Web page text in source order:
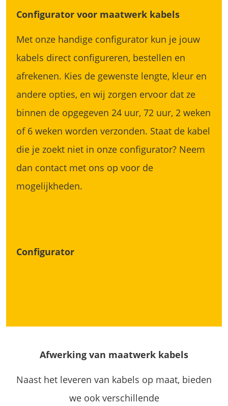
Configurator voor maatwerk kabels
Met onze handige configurator kun je jouw
kabels direct configureren, bestellen en
afrekenen. Kies de gewenste lengte, kleur en
andere opties, en wij zorgen ervoor dat ze
binnen de opgegeven 24 uur, 72 uur, 2 weken
of 6 weken worden verzonden. Staat de kabel
die je zoekt niet in onze configurator? Neem
dan contact met ons op voor de
mogelijkheden.
Configurator
Afwerking van maatwerk kabels
Naast het leveren van kabels op maat, bieden
we ook verschillende